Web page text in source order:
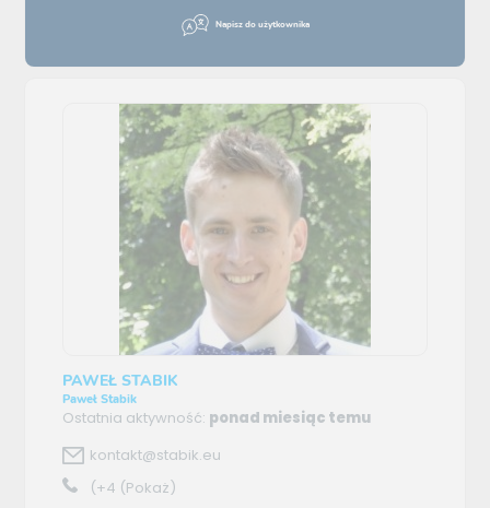
Napisz do użytkownika
PAWEŁ STABIK
Paweł Stabik
Ostatnia aktywność: ponad miesiąc temu
kontakt@stabik.eu
(+4 (Pokaż)